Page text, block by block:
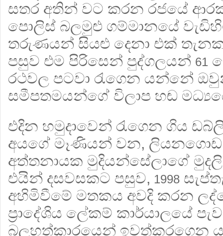
සතර අතින් වට කරන රජයේ
පොලිස් බලමුළු ගම්මානයේ
තරුණයන් සියළු දෙනා එක්
පසුව එම පිරිසෙන් පුද්ගලයන් 61
රථවල පටවා රැගෙන යන්නේ
සමීපතමයන්ගේ විලාප හඬ
එදින හමුදාවෙන් රැගෙන ගිය
අයගේ මෑණියන් වන,
අත්තනායක මුදියන්සේලාගේ
එයින් දසවසකට පසුව, 1998
අහිමිවීමේ මතකය අවදි කරන
ප්‍රාදේශිය ලේකම් කාර්යාලයේ
බලහත්කාරයෙන් ඉවත්කරගෙන